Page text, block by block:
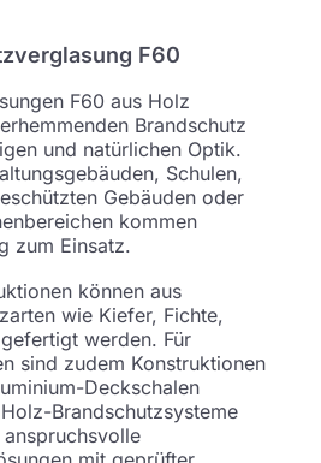
F60
F60 aus Holz
Brandschutz
und natürlichen Optik.
Schulen,
Gebäuden oder
kommen
zum Einsatz.
können aus
wie Kiefer, Fichte,
werden. Für
sind zudem Konstruktionen
Deckschalen
Brandschutzsysteme